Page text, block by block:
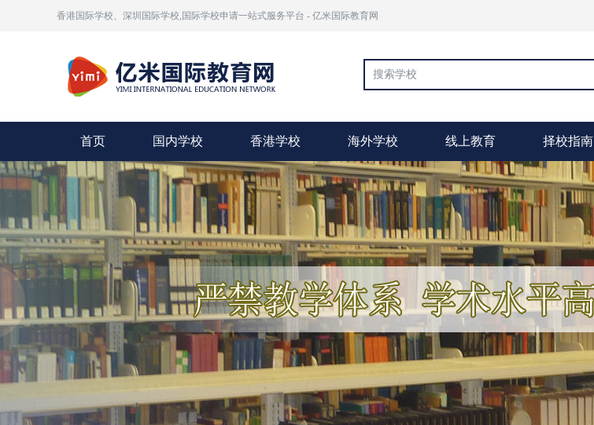
香港国际学校、深圳国际学校,国际学校申请一站式服务平台 - 亿米国际教育网
首页 国内学校 香港学校 海外学校 线上教育 择校指南